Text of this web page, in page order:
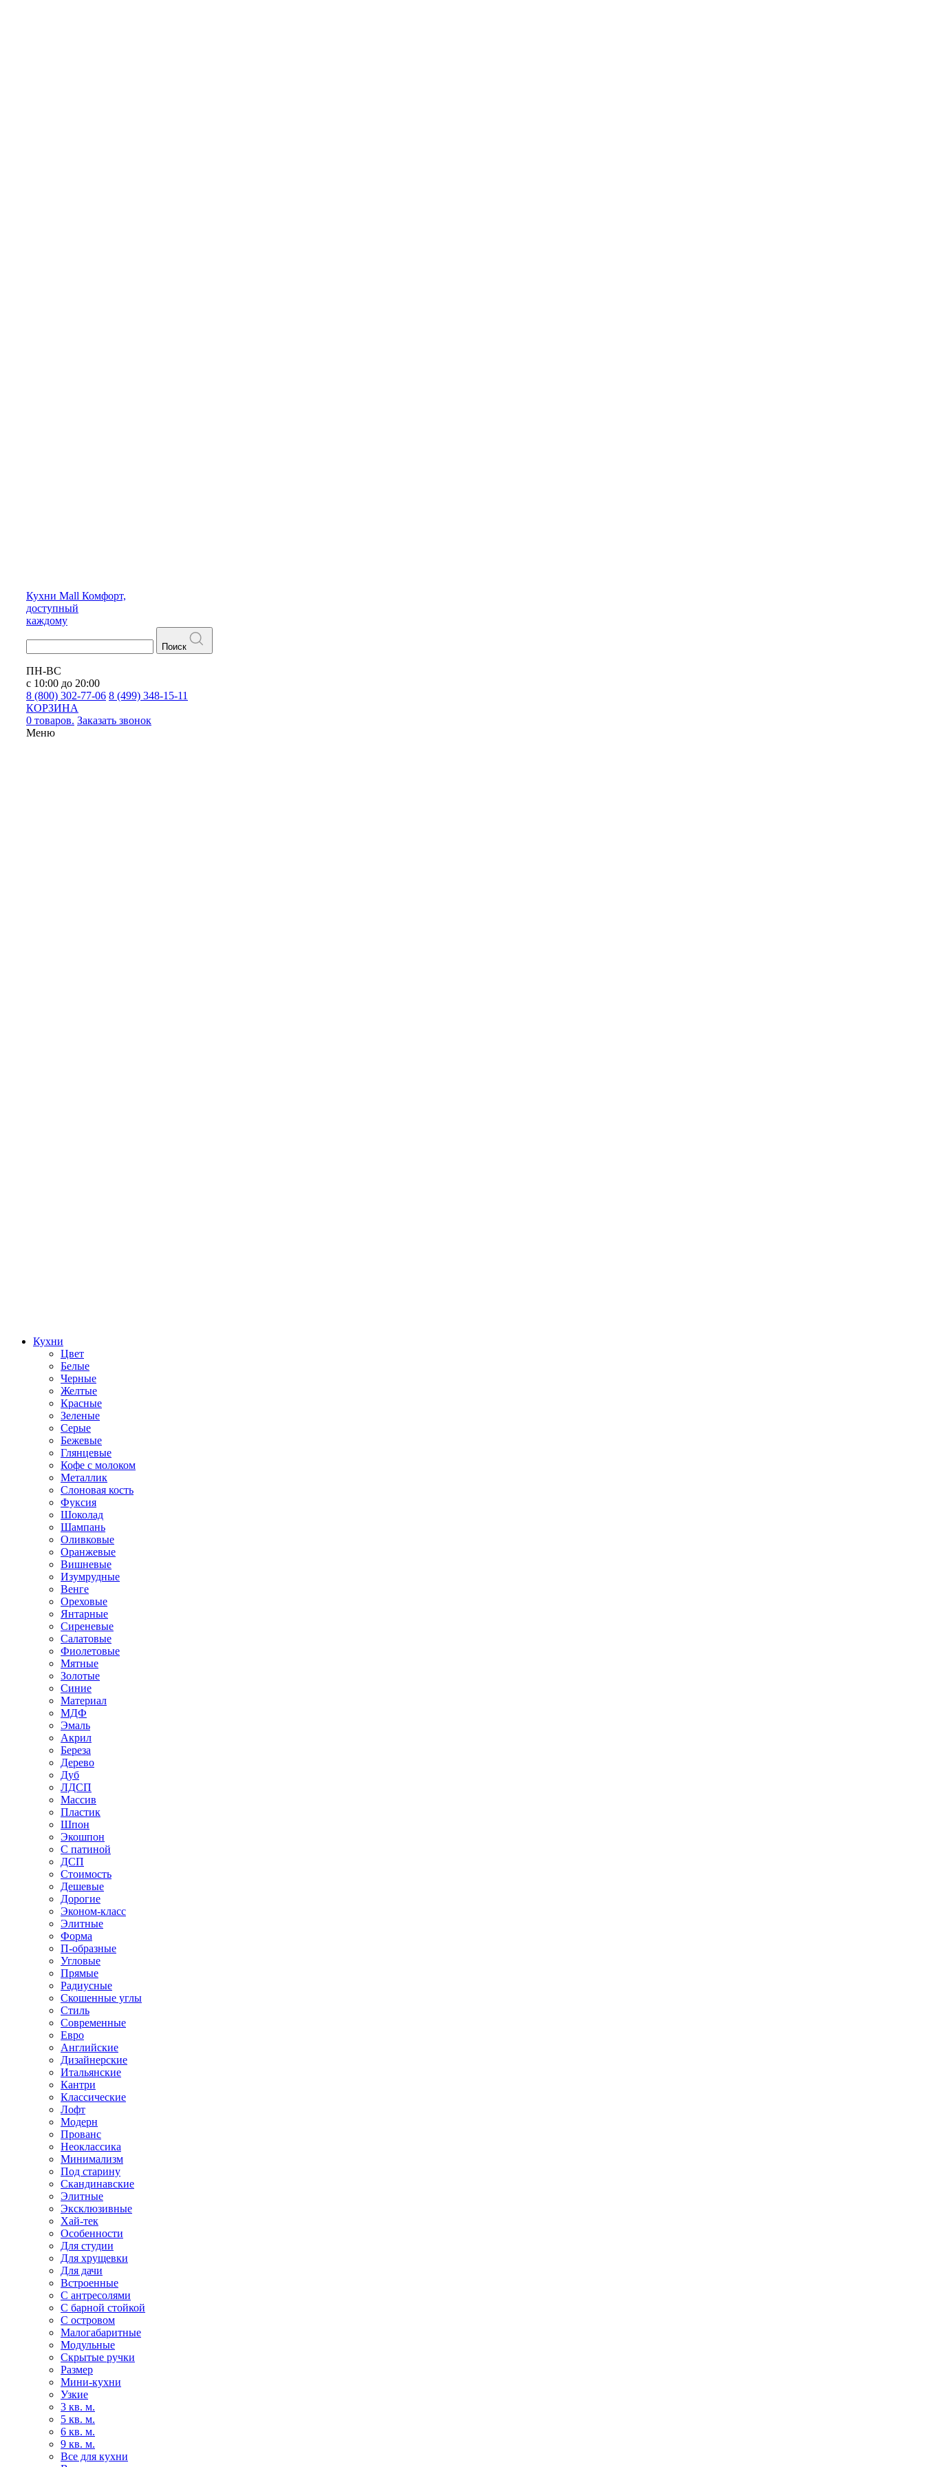
Кухни Mall Комфорт,
доступный
каждому
Поиск
ПН-ВС
с 10:00 до 20:00
8 (800) 302-77-06 8 (499) 348-15-11
КОРЗИНА
0 товаров. Заказать звонок
Меню
Кухни
Цвет
Белые
Черные
Желтые
Красные
Зеленые
Серые
Бежевые
Глянцевые
Кофе с молоком
Металлик
Слоновая кость
Фуксия
Шоколад
Шампань
Оливковые
Оранжевые
Вишневые
Изумрудные
Венге
Ореховые
Янтарные
Сиреневые
Салатовые
Фиолетовые
Мятные
Золотые
Синие
Материал
МДФ
Эмаль
Акрил
Береза
Дерево
Дуб
ЛДСП
Массив
Пластик
Шпон
Экошпон
С патиной
ДСП
Стоимость
Дешевые
Дорогие
Эконом-класс
Элитные
Форма
П-образные
Угловые
Прямые
Радиусные
Скошенные углы
Стиль
Современные
Евро
Английские
Дизайнерские
Итальянские
Кантри
Классические
Лофт
Модерн
Прованс
Неоклассика
Минимализм
Под старину
Скандинавские
Элитные
Эксклюзивные
Хай-тек
Особенности
Для студии
Для хрущевки
Для дачи
Встроенные
С антресолями
С барной стойкой
С островом
Малогабаритные
Модульные
Скрытые ручки
Размер
Мини-кухни
Узкие
3 кв. м.
5 кв. м.
6 кв. м.
9 кв. м.
Все для кухни